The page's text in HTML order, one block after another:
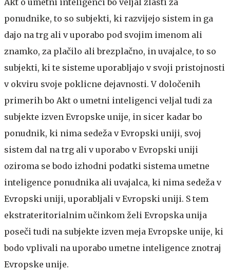
ponudnike, to so subjekti, ki razvijejo sistem in ga
dajo na trg ali v uporabo pod svojim imenom ali
znamko, za plačilo ali brezplačno, in uvajalce, to so
subjekti, ki te sisteme uporabljajo v svoji pristojnosti
v okviru svoje poklicne dejavnosti. V določenih
primerih bo Akt o umetni inteligenci veljal tudi za
subjekte izven Evropske unije, in sicer kadar bo
ponudnik, ki nima sedeža v Evropski uniji, svoj
sistem dal na trg ali v uporabo v Evropski uniji
oziroma se bodo izhodni podatki sistema umetne
inteligence ponudnika ali uvajalca, ki nima sedeža v
Evropski uniji, uporabljali v Evropski uniji. S tem
ekstrateritorialnim učinkom želi Evropska unija
poseči tudi na subjekte izven meja Evropske unije, ki
bodo vplivali na uporabo umetne inteligence znotraj
Evropske unije.